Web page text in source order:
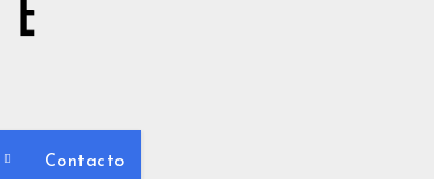
Contacto